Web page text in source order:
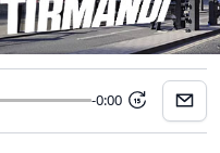
-0:00 15